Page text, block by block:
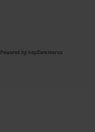
Powered by nopCommerce